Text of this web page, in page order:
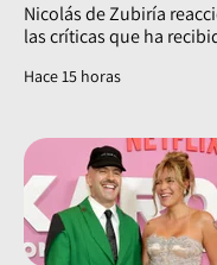
Nicolás de Zubiría
las críticas que ha
Hace 15 horas